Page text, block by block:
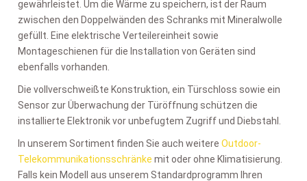
gewährleistet. Um die Wärme zu speichern, ist der Raum
zwischen den Doppelwänden des Schranks mit Mineralwolle
gefüllt. Eine elektrische Verteilereinheit sowie
Montageschienen für die Installation von Geräten sind
ebenfalls vorhanden.
Die vollverschweißte Konstruktion, ein Türschloss sowie ein
Sensor zur Überwachung der Türöffnung schützen die
installierte Elektronik vor unbefugtem Zugriff und Diebstahl.
In unserem Sortiment finden Sie auch weitere Outdoor-
Telekommunikationsschränke mit oder ohne Klimatisierung.
Falls kein Modell aus unserem Standardprogramm Ihren